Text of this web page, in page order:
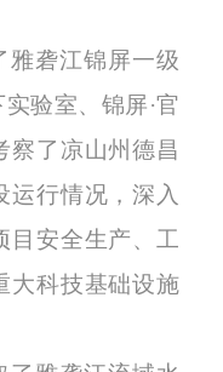
雅砻江锦屏一级
验室、锦屏·官
察了凉山州德昌
运行情况，深入
目安全生产、工
大科技基础设施